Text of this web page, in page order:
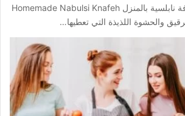
المناسبات والأعياد. كنافة نابلسية بالمنزل Homemade Nabulsi Knafeh
والحشوة اللذيذة التي تعطيها…